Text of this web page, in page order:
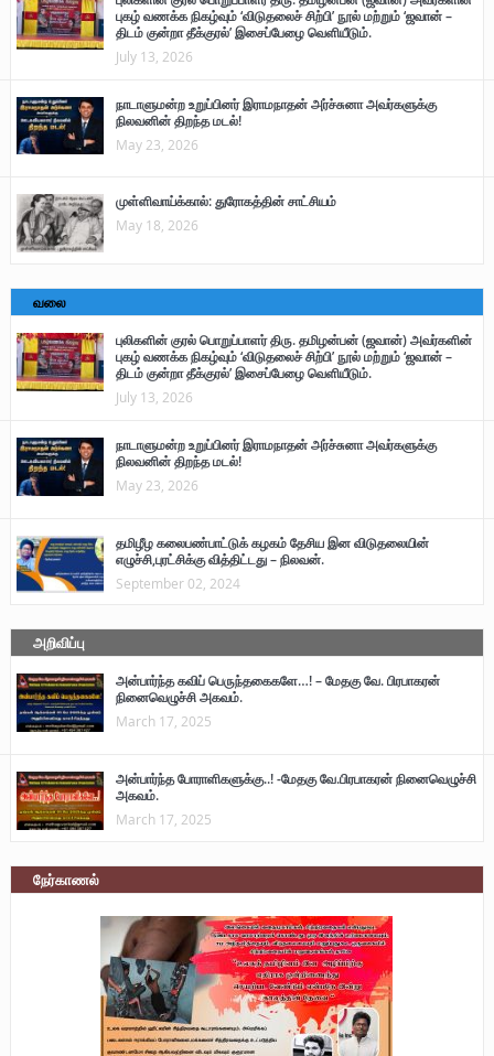
புகழ் வணக்க நிகழ்வும் ‘விடுதலைச் சிற்பி’ நூல் மற்றும் ‘ஜவான் –
திடம் குன்றா தீக்குரல்’ இசைப்பேழை வெளியீடும்.
July 13, 2026
நாடாளுமன்ற உறுப்பினர் இராமநாதன் அர்ச்சுனா அவர்களுக்கு
நிலவனின் திறந்த மடல்!
May 23, 2026
முள்ளிவாய்க்கால்: துரோகத்தின் சாட்சியம்
May 18, 2026
வலை
புலிகளின் குரல் பொறுப்பாளர் திரு. தமிழன்பன் (ஜவான்) அவர்களின்
புகழ் வணக்க நிகழ்வும் ‘விடுதலைச் சிற்பி’ நூல் மற்றும் ‘ஜவான் –
திடம் குன்றா தீக்குரல்’ இசைப்பேழை வெளியீடும்.
July 13, 2026
நாடாளுமன்ற உறுப்பினர் இராமநாதன் அர்ச்சுனா அவர்களுக்கு
நிலவனின் திறந்த மடல்!
May 23, 2026
தமிழீழ கலைபண்பாட்டுக் கழகம் தேசிய இன விடுதலையின்
எழுச்சி,புரட்சிக்கு வித்திட்டது – நிலவன்.
September 02, 2024
அறிவிப்பு
அன்பார்ந்த கவிப் பெருந்தகைகளே…! – மேதகு வே. பிரபாகரன்
நினைவெழுச்சி அகவம்.
March 17, 2025
அன்பார்ந்த போராளிகளுக்கு..! -மேதகு வே.பிரபாகரன் நினைவெழுச்சி
அகவம்.
March 17, 2025
நேர்காணல்